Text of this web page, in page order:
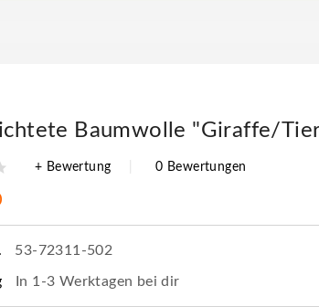
Baumwolle "Giraffe/
+ Bewertung 0 Bewertungen
53-72311-502
In 1-3 Werktagen bei dir